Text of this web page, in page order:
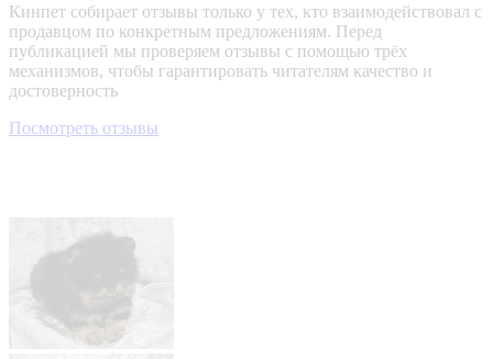
Кинпет собирает отзывы только у тех, кто взаимодействовал с
продавцом по конкретным предложениям. Перед
публикацией мы проверяем отзывы с помощью трёх
механизмов, чтобы гарантировать читателям качество и
достоверность
Посмотреть отзывы